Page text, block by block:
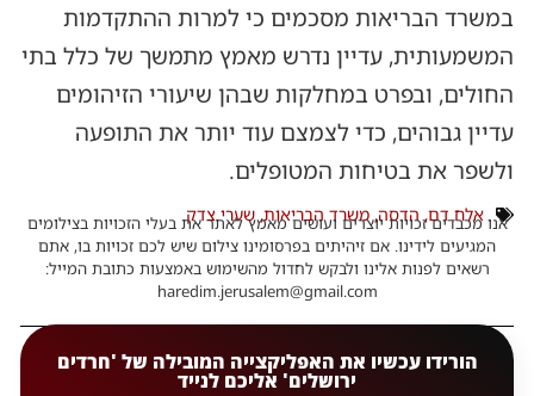
במשרד הבריאות מסכמים כי למרות ההתקדמות
המשמעותית, עדיין נדרש מאמץ מתמשך של כלל בתי
החולים, ובפרט במחלקות שבהן שיעורי הזיהומים
עדיין גבוהים, כדי לצמצם עוד יותר את התופעה
ולשפר את בטיחות המטופלים.
אלח דם,הדסה,משרד הבריאות,שערי צדק
אנו מכבדים זכויות יוצרים ועושים מאמץ לאתר את בעלי הזכויות בצילומים
המגיעים לידינו. אם זיהיתים בפרסומינו צילום שיש לכם זכויות בו, אתם
רשאים לפנות אלינו ולבקש לחדול מהשימוש באמצעות כתובת המייל:
haredim.jerusalem@gmail.com
הורידו עכשיו את האפליקצייה המובילה של 'חרדים
ירושלים' אליכם לנייד